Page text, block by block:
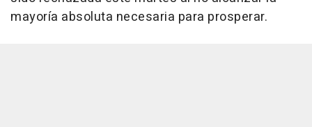
mayoría absoluta necesaria para prosperar.